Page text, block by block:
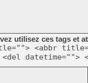
utilisez ces tags et
<abbr
<del datetime="">